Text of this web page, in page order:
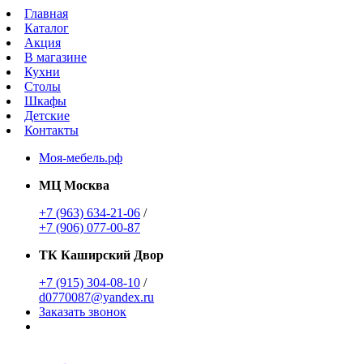
Главная
Каталог
Акция
В магазине
Кухни
Столы
Шкафы
Детские
Контакты
Моя-мебель.рф
МЦ Москва
+7 (963) 634-21-06 /
+7 (906) 077-00-87
ТК Каширский Двор
+7 (915) 304-08-10 /
d0770087@yandex.ru
Заказать звонок